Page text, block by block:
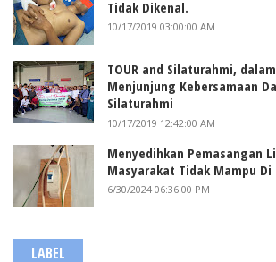
Tidak Dikenal.
10/17/2019 03:00:00 AM
TOUR and Silaturahmi,
Menjunjung Kebersamaan
Silaturahmi
10/17/2019 12:42:00 AM
Menyedihkan Pemasangan
Masyarakat Tidak Mampu Di
6/30/2024 06:36:00 PM
LABEL